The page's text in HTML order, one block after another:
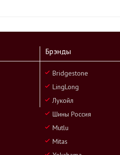
Брэнды
Bridgestone
LingLong
Лукойл
Шины Россия
Mutlu
Mitas